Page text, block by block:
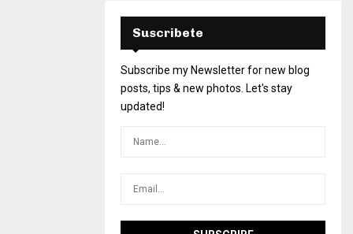
Suscribete
Subscribe my Newsletter for new blog
posts, tips & new photos. Let's stay
updated!